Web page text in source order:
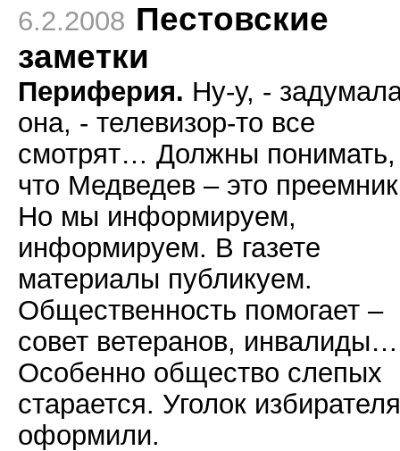
6.2.2008 Пестовские
заметки
Периферия. Ну-у, -
она, - телевизор-то все
смотрят… Должны понимать,
что Медведев – это
Но мы информируем,
информируем. В газете
материалы публикуем.
Общественность помогает –
совет ветеранов, инвалиды…
Особенно общество слепых
старается. Уголок избирателя
оформили.